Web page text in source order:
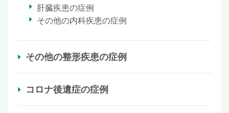
肝臓疾患の症例
その他の内科疾患の症例
その他の整形疾患の症例
コロナ後遺症の症例